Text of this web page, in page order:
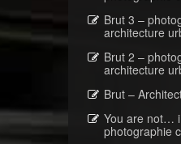
Brut 3 –
architecture
Brut 2 –
architecture
Brut –
You are not…
photographie